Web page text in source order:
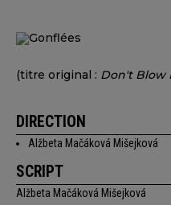
(titre original : Don't Blow
DIRECTION
Alžbeta Mačáková Mišejková
SCRIPT
Alžbeta Mačáková Mišejková